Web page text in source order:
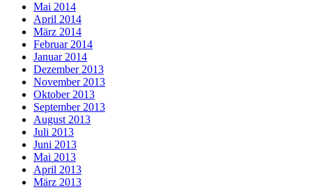
Mai 2014
April 2014
März 2014
Februar 2014
Januar 2014
Dezember 2013
November 2013
Oktober 2013
September 2013
August 2013
Juli 2013
Juni 2013
Mai 2013
April 2013
März 2013